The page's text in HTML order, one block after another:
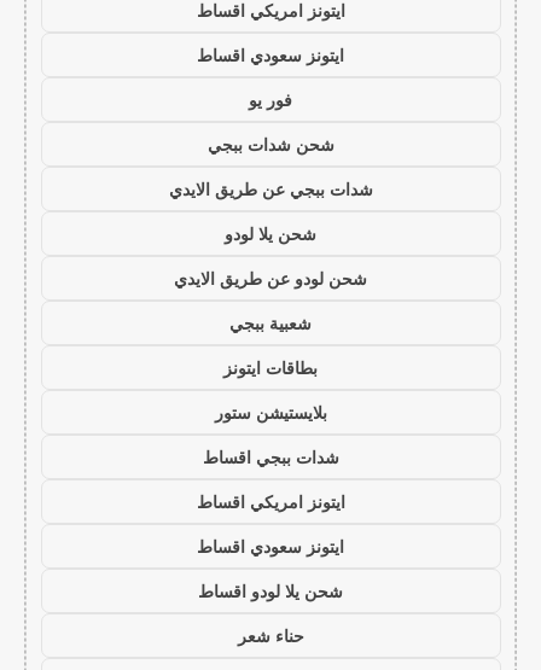
ايتونز امريكي اقساط
ايتونز سعودي اقساط
فور يو
شحن شدات ببجي
شدات ببجي عن طريق الايدي
شحن يلا لودو
شحن لودو عن طريق الايدي
شعبية ببجي
بطاقات ايتونز
بلايستيشن ستور
شدات ببجي اقساط
ايتونز امريكي اقساط
ايتونز سعودي اقساط
شحن يلا لودو اقساط
حناء شعر